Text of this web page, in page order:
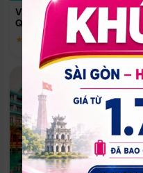
Vinpearl Resort & Spa Phu
Quoc
★ 5.0